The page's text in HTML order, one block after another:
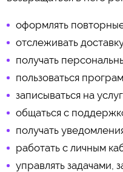
оформлять
отслеживать
получать
пользоваться
записываться на
общаться с
получать
работать с личным
управлять задачами,